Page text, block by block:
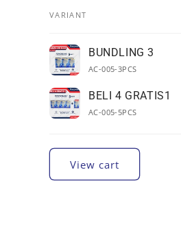
Your
cart
VARIANT
BUNDLING 3
AC-005-3PCS
BELI 4 GRATIS1
AC-005-5PCS
View cart